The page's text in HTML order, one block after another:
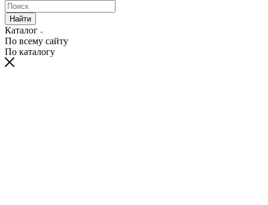
Найти
Каталог
По всему сайту
По каталогу